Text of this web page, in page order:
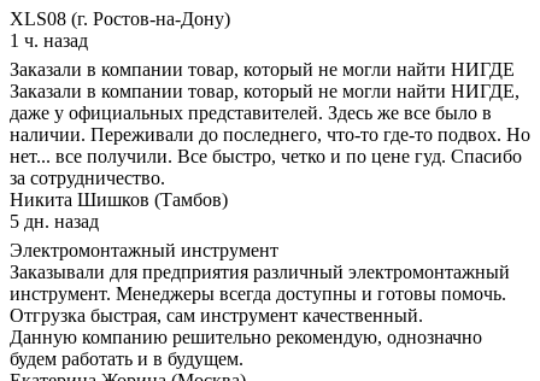
XLS08 (г. Ростов-на-Дону)
1 ч. назад
Заказали в компании товар, который не могли найти НИГДЕ
Заказали в компании товар, который не могли найти НИГДЕ,
даже у официальных представителей. Здесь же все было в
наличии. Переживали до последнего, что-то где-то подвох. Но
нет... все получили. Все быстро, четко и по цене гуд. Спасибо
за сотрудничество.
Никита Шишков (Тамбов)
5 дн. назад
Электромонтажный инструмент
Заказывали для предприятия различный электромонтажный
инструмент. Менеджеры всегда доступны и готовы помочь.
Отгрузка быстрая, сам инструмент качественный.
Данную компанию решительно рекомендую, однозначно
будем работать и в будущем.